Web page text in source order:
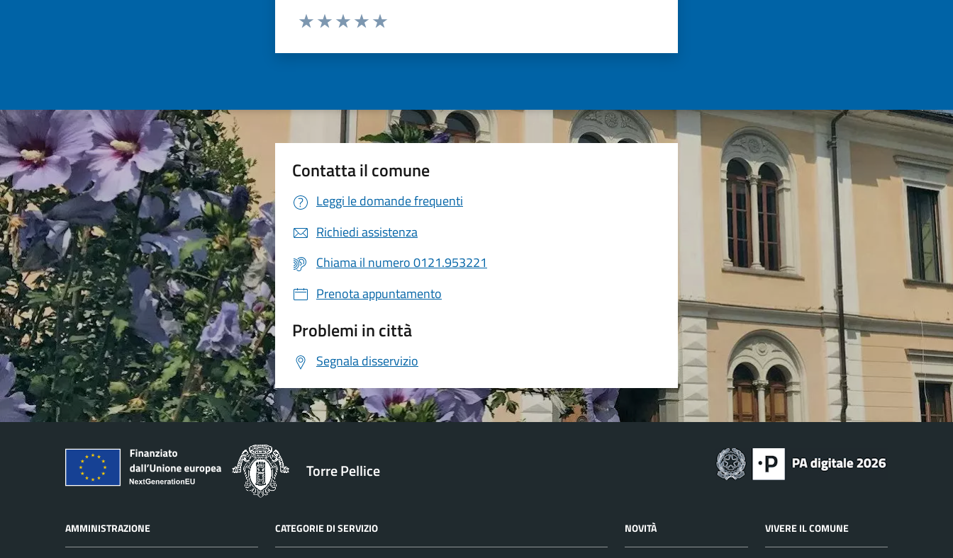
Valuta da 1 a 5 stelle la pagina
Contatta il comune
Leggi le domande frequenti
Richiedi assistenza
Chiama il numero 0121.953221
Prenota appuntamento
Problemi in città
Segnala disservizio
Torre Pellice
AMMINISTRAZIONE CATEGORIE DI SERVIZIO NOVITÀ VIVERE IL COMUNE